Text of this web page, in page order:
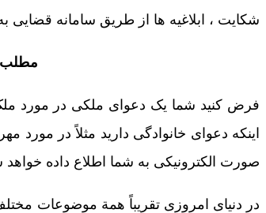
شکایت ، ابلاغیه ها از طریق سامانه قضایی
مطلب
فرض کنید شما یک دعوای ملکی در مورد ملک
اینکه دعوای خانوادگی دارید مثلاً در مورد
صورت الکترونیکی به شما اطلاع داده
در دنیای امروزی تقریباً همة موضوعات